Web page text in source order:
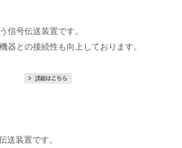
信号伝送装置です。
器との接続性も向上しております。
送装置です。